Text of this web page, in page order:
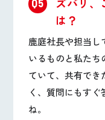
Q5
ズバリ、
は？
鹿庭社長や担当し
いるものと私たち
ていて、共有でき
く、質問にもす
ね。